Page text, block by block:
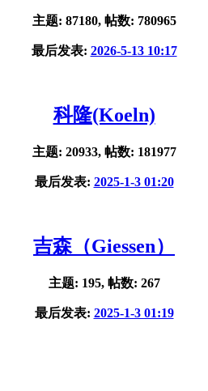
主题: 87180, 帖数: 780965
最后发表: 2026-5-13 10:17
科隆(Koeln)
主题: 20933, 帖数: 181977
最后发表: 2025-1-3 01:20
吉森（Giessen）
主题: 195, 帖数: 267
最后发表: 2025-1-3 01:19